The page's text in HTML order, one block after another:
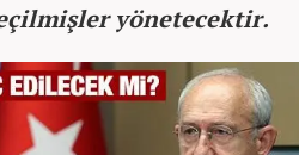
yönetecektir.